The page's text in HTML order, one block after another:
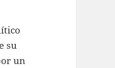
su
un